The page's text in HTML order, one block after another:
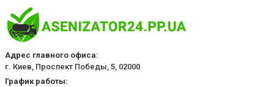
Адрес главного офиса:
г. Киев, Проспект Победы, 5, 02000
График работы: